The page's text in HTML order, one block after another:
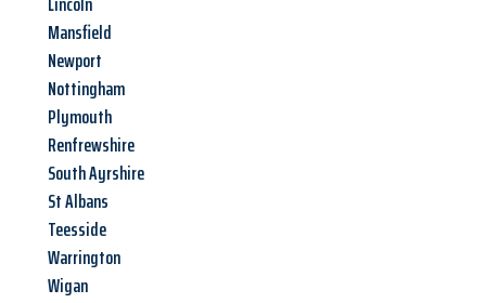
Mansfield
Newport
Nottingham
Plymouth
Renfrewshire
South Ayrshire
St Albans
Teesside
Warrington
Wigan